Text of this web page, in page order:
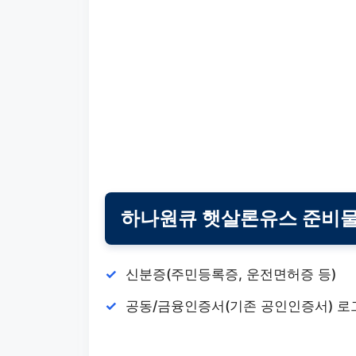
하나원큐 햇살론유스 준비
신분증(주민등록증, 운전면허증 등)
공동/금융인증서(기존 공인인증서) 로